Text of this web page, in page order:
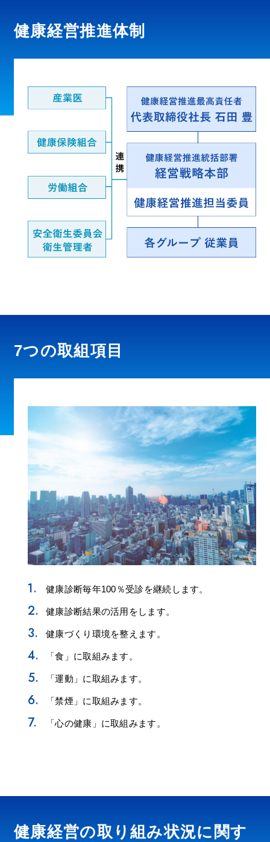
健康経営推進体制
7つの取組項目
健康診断毎年100％受診を継続します。
健康診断結果の活用をします。
健康づくり環境を整えます。
「食」に取組みます。
「運動」に取組みます。
「禁煙」に取組みます。
「心の健康」に取組みます。
健康経営の取り組み状況に関す